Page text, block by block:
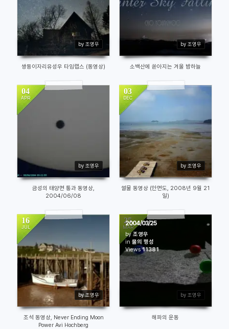
by 조영우
쌍둥이자리유성우 타임랩스 (동영상)
by 조영우
소백산에 쏟아지는 겨울 밤하늘
04
APR
by 조영우
14452
금성의 태양면 통과 동영상,
2004/06/08
03
DEC
by 조영우
7758
썰물 동영상 (안면도, 2008년 9월 21
일)
16
JUL
by 조영우
7953
조석 동영상, Never Ending Moon
Power Avi Hochberg
25
MAR
by 조영우
2004/03/25
by조영우
in 물의 행성
Views11381
해파의 운동